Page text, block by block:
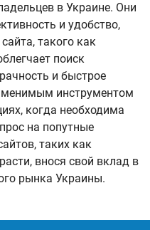
в Украине. Они
и удобство,
такого как
поиск
и быстрое
инструментом
когда необходима
на попутные
таких как
внося свой вклад в
рынка Украины.